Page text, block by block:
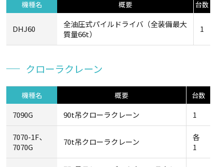
機種名 概要 台数
DHJ60
全油圧式パイルドライバ（全装備最大
質量66t）
1
クローラクレーン
機種名 概要 台数
7090G 90t吊クローラクレーン 1
7070-1F、
7070G
70t吊クローラクレーン
各
1